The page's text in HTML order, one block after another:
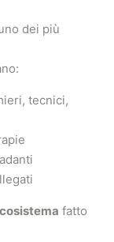
dei più
tecnici,
fatto